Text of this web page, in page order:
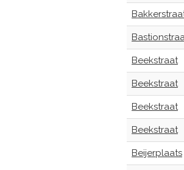
Beekstraat
Beekstraat
Beekstraat
Beekstraat
Beijerplaats